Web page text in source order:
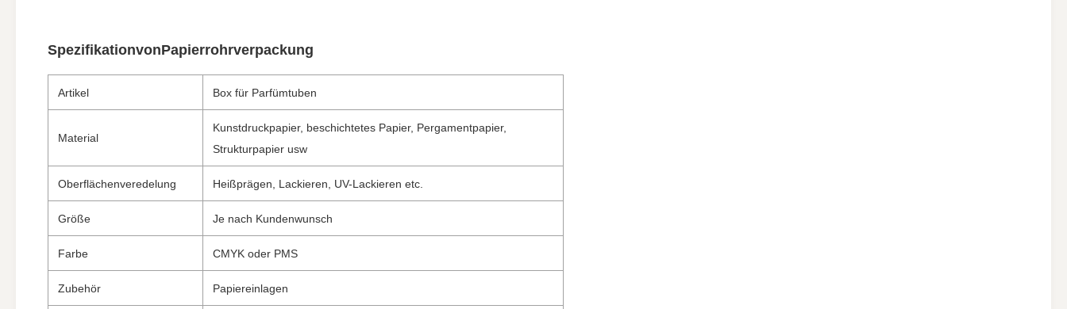
SpezifikationvonPapierrohrverpackung
Artikel Box für Parfümtuben
Material
Kunstdruckpapier, beschichtetes Papier, Pergamentpapier,
Strukturpapier usw
Oberflächenveredelung Heißprägen, Lackieren, UV-Lackieren etc.
Größe Je nach Kundenwunsch
Farbe CMYK oder PMS
Zubehör Papiereinlagen